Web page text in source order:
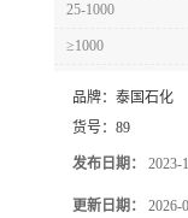
25-1000
≥1000
品牌： 泰国石化
货号： 89
发布日期： 2023-
更新日期： 2026-